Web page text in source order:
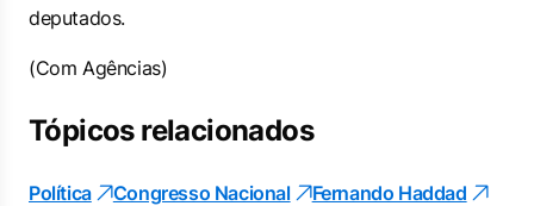
deputados.
(Com Agências)
Tópicos relacionados
Política Congresso Nacional
Fernando Haddad